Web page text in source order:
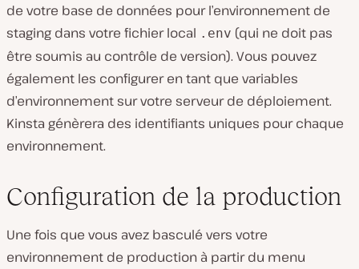
de votre base de données pour l’environnement de
staging dans votre fichier local .env (qui ne doit pas
être soumis au contrôle de version). Vous pouvez
également les configurer en tant que variables
d’environnement sur votre serveur de déploiement.
Kinsta génèrera des identifiants uniques pour chaque
environnement.
Configuration de la production
Une fois que vous avez basculé vers votre
environnement de production à partir du menu